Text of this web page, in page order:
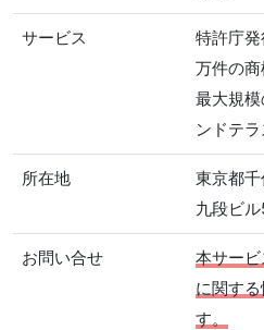
サービス
特許庁
万件の
最大規
ンドテ
所在地
東京都
九段ビ
お問い合せ
本サー
に関す
す。